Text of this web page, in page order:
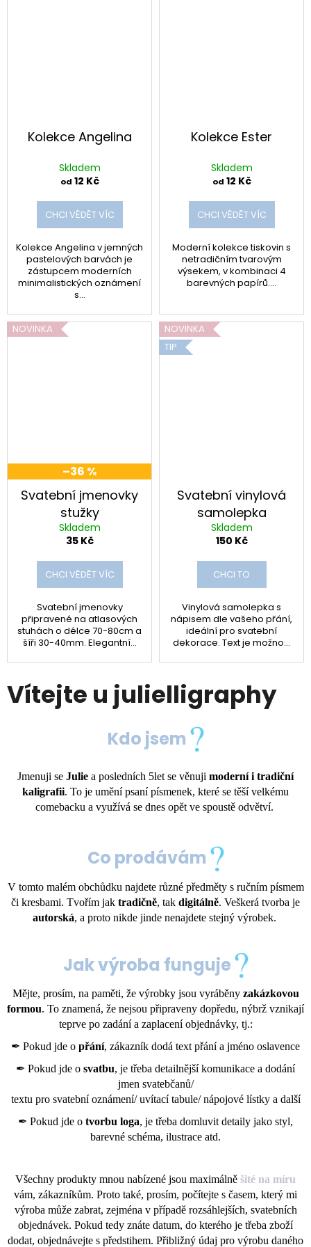
g
h
y
Kolekce Angelina
Skladem
od 12 Kč
CHCI VĚDĚT VÍC
Kolekce Angelina v jemných
pastelových barvách je
zástupcem moderních
minimalistických oznámení
s...
Kolekce Ester
Skladem
od 12 Kč
CHCI VĚDĚT VÍC
Moderní kolekce tiskovin s
netradičním tvarovým
výsekem, v kombinaci 4
barevných papírů....
NOVINKA
–36 %
Svatební jmenovky
stužky
Skladem
35 Kč
CHCI VĚDĚT VÍC
Svatební jmenovky
připravené na atlasových
stuhách o délce 70-80cm a
šíři 30-40mm. Elegantní...
NOVINKA
TIP
Svatební vinylová
samolepka
Skladem
150 Kč
CHCI TO
Vinylová samolepka s
nápisem dle vašeho přání,
ideální pro svatební
dekorace. Text je možno...
Vítejte u julielligraphy
Kdo jsem
Jmenuji se Julie a posledních 5let se věnuji moderní i tradiční
kaligrafii. To je umění psaní písmenek, které se těší velkému
comebacku a využívá se dnes opět ve spoustě odvětví.
Co prodávám
V tomto malém obchůdku najdete různé předměty s ručním písmem
či kresbami. Tvořím jak tradičně, tak digitálně. Veškerá tvorba je
autorská, a proto nikde jinde nenajdete stejný výrobek.
Jak výroba funguje
Mějte, prosím, na paměti, že výrobky jsou vyráběny zakázkovou
formou. To znamená, že nejsou připraveny dopředu, nýbrž vznikají
teprve po zadání a zaplacení objednávky, tj.:
✒ Pokud jde o přání, zákazník dodá text přání a jméno oslavence
✒ Pokud jde o svatbu, je třeba detailnější komunikace a dodání
jmen svatebčanů/
textu pro svatební oznámení/ uvítací tabule/ nápojové lístky a další
✒ Pokud jde o tvorbu loga, je třeba domluvit detaily jako styl,
barevné schéma, ilustrace atd.
Všechny produkty mnou nabízené jsou maximálně šité na míru
vám, zákazníkům. Proto také, prosím, počítejte s časem, který mi
výroba může zabrat, zejména v případě rozsáhlejších, svatebních
objednávek. Pokud tedy znáte datum, do kterého je třeba zboží
dodat, objednávejte s předstihem. Přibližný údaj pro výrobu daného
p
r
č
u